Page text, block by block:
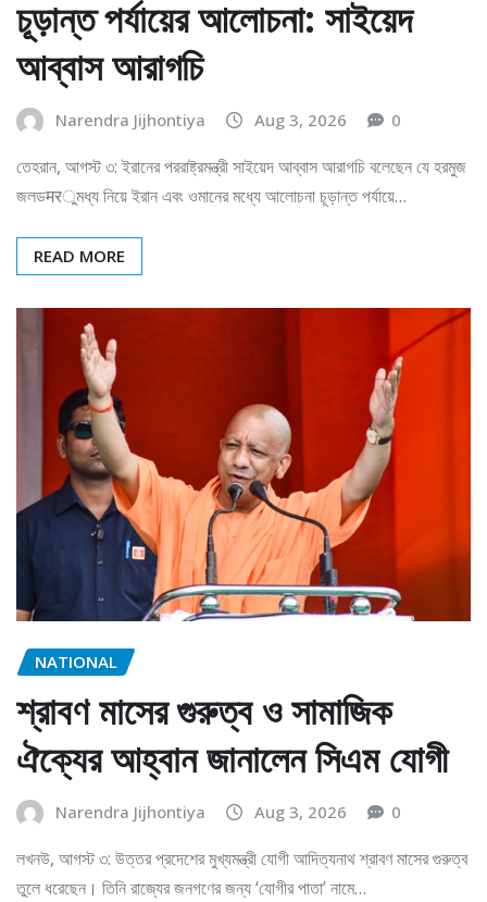
চূড়ান্ত পর্যায়ের আলোচনা: সাইয়েদ
আব্বাস আরাগচি
Narendra Jijhontiya Aug 3, 2026 0
তেহরান, আগস্ট ৩: ইরানের পররাষ্ট্রমন্ত্রী সাইয়েদ আব্বাস আরাগচি বলেছেন যে হরমুজ
জলডमरুমধ্য নিয়ে ইরান এবং ওমানের মধ্যে আলোচনা চূড়ান্ত পর্যায়ে…
READ MORE
NATIONAL
শ্রাবণ মাসের গুরুত্ব ও সামাজিক
ঐক্যের আহ্বান জানালেন সিএম যোগী
Narendra Jijhontiya Aug 3, 2026 0
লখনউ, আগস্ট ৩: উত্তর প্রদেশের মুখ্যমন্ত্রী যোগী আদিত্যনাথ শ্রাবণ মাসের গুরুত্ব
তুলে ধরেছেন। তিনি রাজ্যের জনগণের জন্য ‘যোগীর পাতা’ নামে…